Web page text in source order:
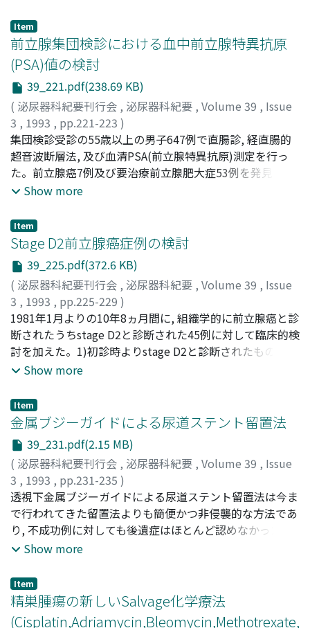
を1クローンずつ樹立できた
Item
前立腺集団検診における血中前立腺特異抗原
(PSA)値の検討
39_221.pdf(238.69 KB)
( 泌尿器科紀要刊行会 , 泌尿器科紀要 , Volume 39 , Issue
3 , 1993 , pp.221-223 )
加藤, 幹雄;岡田, 耕市; Kato, Mikio;Okada, Koichi
集団検診受診の55歳以上の男子647例で直腸診, 経直腸的
超音波断層法, 及び血清PSA(前立腺特異抗原)測定を行っ
た。前立腺癌7例及び要治療前立腺肥大症53例を発見し
た。癌患者中6例でPSA値は3.6ng/ml以上, 1例で2.6ng/ml
ない587例中564例でPSA値は2.6ng/ml以下であった。前
立腺疾患がなく, PSA値が2.6ng/ml以上を示す症例の比率
は全症例3.4%に過ぎなかった
Show more
Item
Stage D2前立腺癌症例の検討
39_225.pdf(372.6 KB)
( 泌尿器科紀要刊行会 , 泌尿器科紀要 , Volume 39 , Issue
3 , 1993 , pp.225-229 )
天野, 俊康;押野谷, 幸之輔;宮崎, 公臣;藤田, 幸雄;久住, 治
男;Amano, Toshiyasu;Oshinoya, Yukinosuke;Miyazaki,
Kimiomi;Fujita, Yukio; Hisazumi, Haruo
1981年1月よりの10年8ヵ月間に, 組織学的に前立腺癌と診
断されたうちstage D2と診断された45例に対して臨床的検
討を加えた。1)初診時よりstage D2と診断されたものは38
例であり, うち13例が再燃を認め, 6例は初回治療に反応し
7例あった。2)初回治療としては内分泌および化学療法の
併用が最も多く, 去勢術は13例に施行された。3)組織学的
分化度の検討では低分化腺癌が最も多く, 高分化腺癌は
6.7%のみであった。4)骨転移進展度による分類では, EOD
1が26例と最も多く, ついでEOD 2が13例であったが, 今回
の検討ではEOD分類による生存率の差は認められなかっ
た。5)前立腺腫瘍マーカーの陽性率は, PAP 62.6%, γ-Sm
66.6%, PA 90.6%とPAがもっとも高く, PAが正常値の2倍以
上を示したものが75%認められた
Show more
Item
金属ブジーガイドによる尿道ステント留置法
39_231.pdf(2.15 MB)
( 泌尿器科紀要刊行会 , 泌尿器科紀要 , Volume 39 , Issue
3 , 1993 , pp.231-235 )
五十川, 義晃;大森, 孝平;Isogawa, Yoshiaki ;Ohmori,
Kouhei
透視下金属ブジーガイドによる尿道ステント留置法は今ま
で行われてきた留置法よりも簡便かつ非侵襲的な方法であ
り, 不成功例に対しても後遺症はほとんど認めなかった。
留置直後に効果判定が行えることから外来での留置も可能
Show more
Item
精巣腫瘍の新しいSalvage化学療法
(Cisplatin,Adriamycin,Bleomycin,Methotrexate,